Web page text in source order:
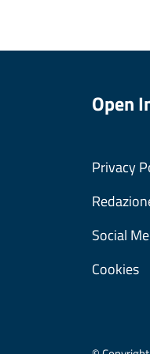
Open
Privacy
Social
Cookies